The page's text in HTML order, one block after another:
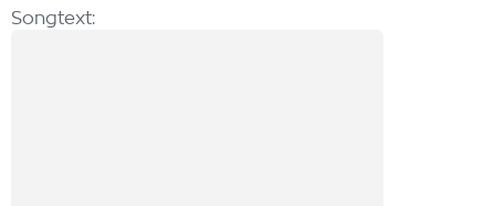
Songtext: